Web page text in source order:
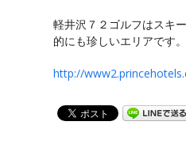
軽井沢７２ゴルフはスキ
的にも珍しいエリアです。
http://